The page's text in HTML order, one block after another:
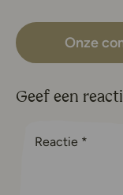
Onze
Geef een
Reactie *